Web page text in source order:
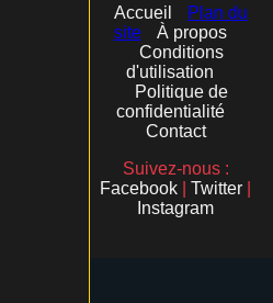
Accueil
Plan du
site
À propos
Conditions
d'utilisation
Politique de
confidentialité
Contact
Suivez-nous :
Facebook
Twitter
Instagram